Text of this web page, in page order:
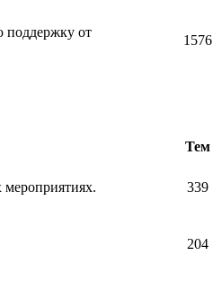
поддержку от
1576
Тем
мероприятиях.
339
204